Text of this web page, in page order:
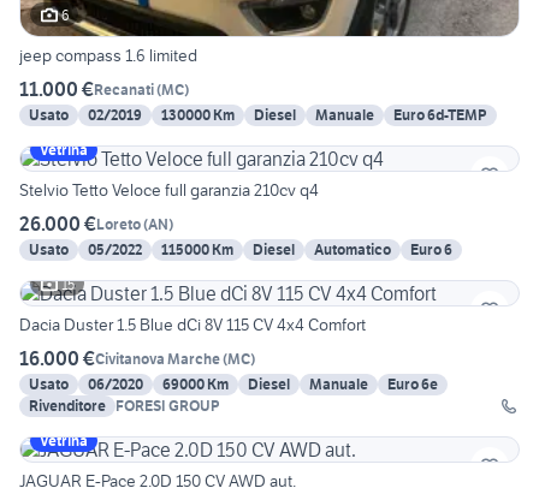
6
jeep compass 1.6 limited
11.000 €Recanati(MC)
Usato
02/2019 130000 Km Diesel Manuale
Euro 6d-TEMP
Vetrina
Stelvio Tetto Veloce full garanzia 210cv q4
26.000 €Loreto(AN)
Usato
05/2022 115000 Km Diesel Automatico
Euro 6
15
Dacia Duster 1.5 Blue dCi 8V 115 CV 4x4 Comfort
16.000 €Civitanova Marche(MC)
Usato
06/2020 69000 Km Diesel Manuale
Euro 6e
Rivenditore FORESI GROUP
Vetrina
JAGUAR E-Pace 2.0D 150 CV AWD aut.